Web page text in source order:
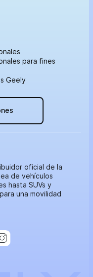
para fines
Geely
oficial de la
de vehículos
hasta SUVs y
una movilidad